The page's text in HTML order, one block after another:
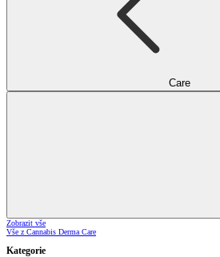
Care
Zobrazit vše
Vše z Cannabis Derma Care
Kategorie